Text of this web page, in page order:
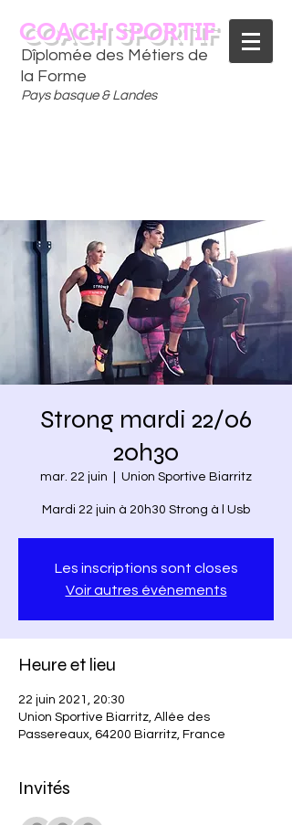
Dîplomée des Métiers de
la Forme
Pays basque & Landes
COACH SPORTIF
Strong mardi 22/06
20h30
mar. 22 juin Union Sportive Biarritz
Mardi 22 juin à 20h30 Strong à l Usb
Les inscriptions sont closes
Voir autres événements
Heure et lieu
22 juin 2021, 20:30
Union Sportive Biarritz, Allée des
Passereaux, 64200 Biarritz, France
Invités